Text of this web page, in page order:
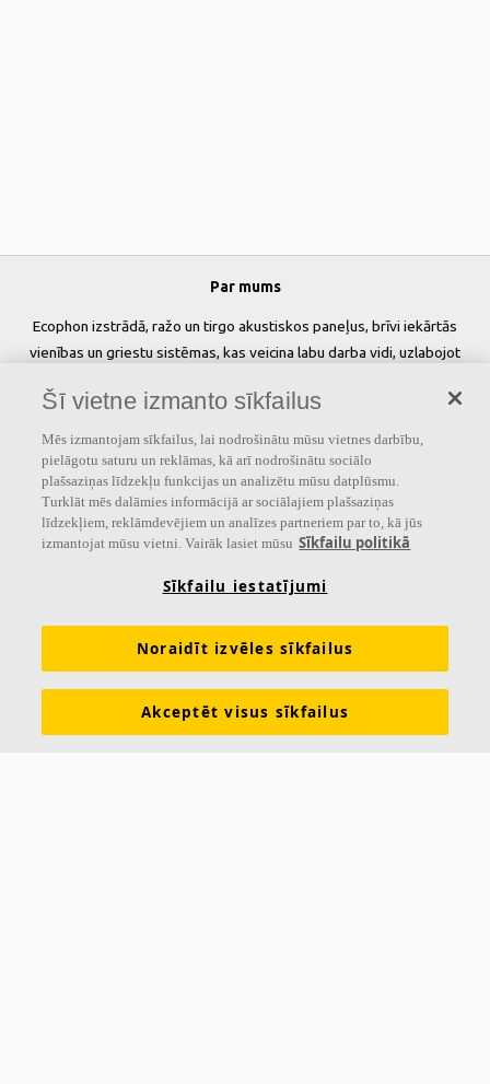
Par mums
Ecophon izstrādā, ražo un tirgo akustiskos paneļus, brīvi iekārtās
vienības un griestu sistēmas, kas veicina labu darba vidi, uzlabojot
people » ir pamatā visam, ko mēs darām.
Sekojiet mums
Saites
Akustikas zināšanas Akustiskie risinājumi
Krāsas un virsmas Rīki & Pakalpojumi
Ekspluatācijas īpašību deklarācijas Par Ecophon
Šī vietne izmanto sīkfailus
Mēs izmantojam sīkfailus, lai nodrošinātu mūsu vietnes darbību,
pielāgotu saturu un reklāmas, kā arī nodrošinātu sociālo
plašsaziņas līdzekļu funkcijas un analizētu mūsu datplūsmu.
Turklāt mēs dalāmies informācijā ar sociālajiem plašsaziņas
līdzekļiem, reklāmdevējiem un analīzes partneriem par to, kā jūs
izmantojat mūsu vietni. Vairāk lasiet mūsu Sīkfailu politikā
Sīkfailu iestatījumi
Noraidīt izvēles sīkfailus
Akceptēt visus sīkfailus